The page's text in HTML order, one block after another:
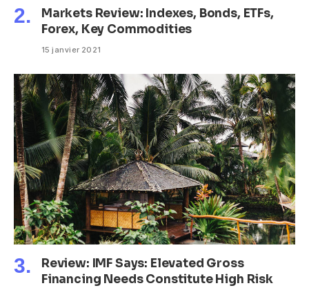
Markets Review: Indexes, Bonds, ETFs,
Forex, Key Commodities
15 janvier 2021
Review: IMF Says: Elevated Gross
Financing Needs Constitute High Risk